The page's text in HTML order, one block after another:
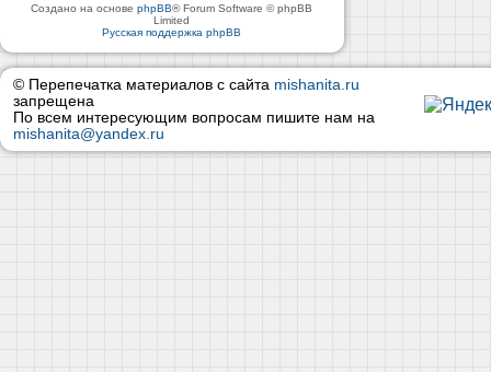
Создано на основеphpBB® Forum Software © phpBB
Limited
Русская поддержка phpBB
© Перепечатка материалов с сайта mishanita.ru
запрещена
По всем интересующим вопросам пишите нам на
mishanita@yandex.ru